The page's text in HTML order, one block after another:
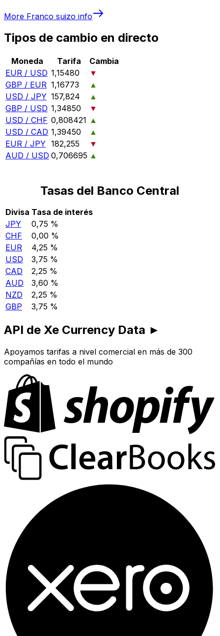
More Franco suizo info
Tipos de cambio en directo
Moneda Tarifa
Cambia
EUR / USD 1,15480
▼
GBP / EUR 1,16773
▲
USD / JPY 157,824
▲
GBP / USD 1,34850
▼
USD / CHF 0,808421 ▲
USD / CAD 1,39450
▲
EUR / JPY 182,255
▼
AUD / USD 0,706695 ▲
Tasas del Banco Central
Divisa Tasa de interés
JPY
0,75 %
CHF
0,00 %
EUR
4,25 %
USD
3,75 %
CAD
2,25 %
AUD
3,60 %
NZD
2,25 %
GBP
3,75 %
API de Xe Currency Data ►
Apoyamos tarifas a nivel comercial en más de 300
compañías en todo el mundo